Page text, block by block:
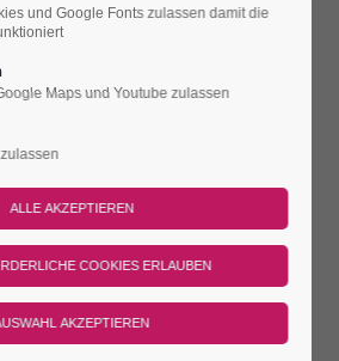
und Google Fonts zulassen damit die
Maps und Youtube zulassen
begleitet vom sanften Licht über
Burgmauer.
den Tag mit einmaligen Ausblicken.
inklusive.